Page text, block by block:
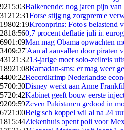
9215:03Balkenende: nog jaren pijn van
31212:31Forse stijging zorgpremie
19802:19Kroonprins: Foto's belastend
2818:560,7 procent deflatie juli in
6901:09Man mag Obama opwachten
3409:27'Aantal aanvallen door piraten
431 21:3213-jarige moet solo-zeilreis
18921:08Ramadan-sms: er mag weer
4400:22Recordkrimp Nederlandse
5700:30Disney werkt aan Anne
5720:42Kabinet geeft bouw eerste
9209:59Zeven Pakistanen gedood in
6721:00Belgisch koppel wil al na 24
1815:44Ziekenhuis opent poli voor